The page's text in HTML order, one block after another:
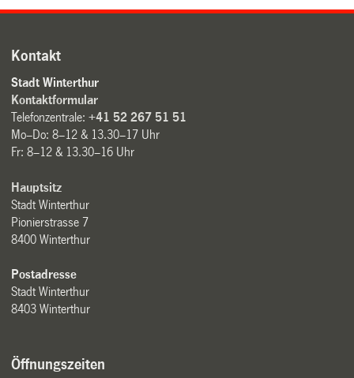
Kontakt
Stadt Winterthur
Kontaktformular
Telefonzentrale:+41 52 267 51 51
Mo–Do: 8–12 & 13.30–17 Uhr
Fr: 8–12 & 13.30–16 Uhr
Hauptsitz
Stadt Winterthur
Pionierstrasse 7
8400 Winterthur
Postadresse
Stadt Winterthur
8403 Winterthur
Öffnungszeiten